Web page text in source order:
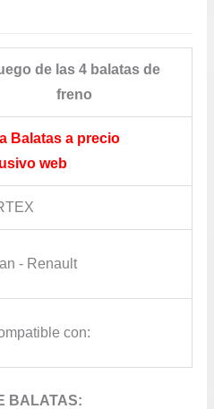
de las 4 balatas de
freno
Balatas a precio
web
- Renault
con:
BALATAS: